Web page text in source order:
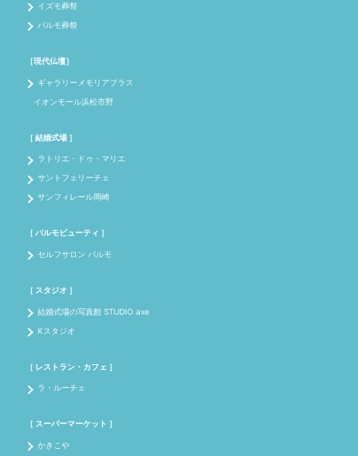
イズモ葬祭
パルモ葬祭
［現代仏壇］
ギャラリーメモリアプラス
イオンモール浜松市野
［ 結婚式場 ］
ラトリエ・ドゥ・マリエ
サントフェリーチェ
サンフィレール岡崎
［ パルモビューティ ］
セルフサロン パルモ
［ スタジオ ］
結婚式場の写真館 STUDIO axe
Kスタジオ
［ レストラン・カフェ ］
ラ・ルーチェ
［ スーパーマーケット ］
かきこや